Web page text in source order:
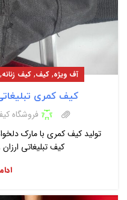
آف ویژه, کیف, کیف زنانه,
کیف کمری
فروشگاه
تولید کیف کمری با مارک
کیف تبلیغاتی